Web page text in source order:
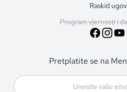
Raskid
Program vjernosti i
Pretplatite se na